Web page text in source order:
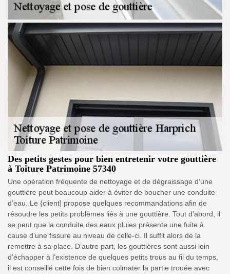
Des petits gestes pour bien entretenir votre gouttière
à Toiture Patrimoine 57340
Une opération fréquente de nettoyage et de dégraissage d’une
gouttière peut beaucoup aider à éviter de boucher une conduite
d’eau. Le {client] propose quelques recommandations afin de
résoudre les petits problèmes liés à une gouttière. Tout d’abord, il
se peut que la conduite des eaux pluies présente une fuite à
cause d’une fissure au niveau de celle-ci. Il suffit alors de la
remettre à sa place. D’autre part, les gouttières sont aussi loin
d’échapper à l’existence de quelques petits trous au fil du temps,
il est conseillé cette fois de bien colmater la partie trouée avec